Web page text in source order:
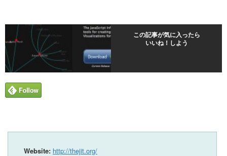
この記事が気に入ったら
いいね！しよう
Website: http://thejit.org/